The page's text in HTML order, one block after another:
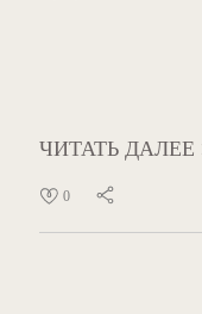
ЧИТАТЬ ДАЛЕЕ
0